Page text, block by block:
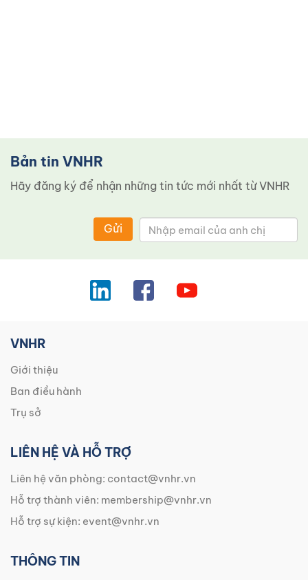
Bản tin VNHR
Hãy đăng ký để nhận những tin tức mới nhất từ ​​VNHR
Gửi
VNHR
Giới thiệu
Ban điều hành
Trụ sở
LIÊN HỆ VÀ HỖ TRỢ
Liên hệ văn phòng: contact@vnhr.vn
Hỗ trợ thành viên: membership@vnhr.vn
Hỗ trợ sự kiện: event@vnhr.vn
THÔNG TIN